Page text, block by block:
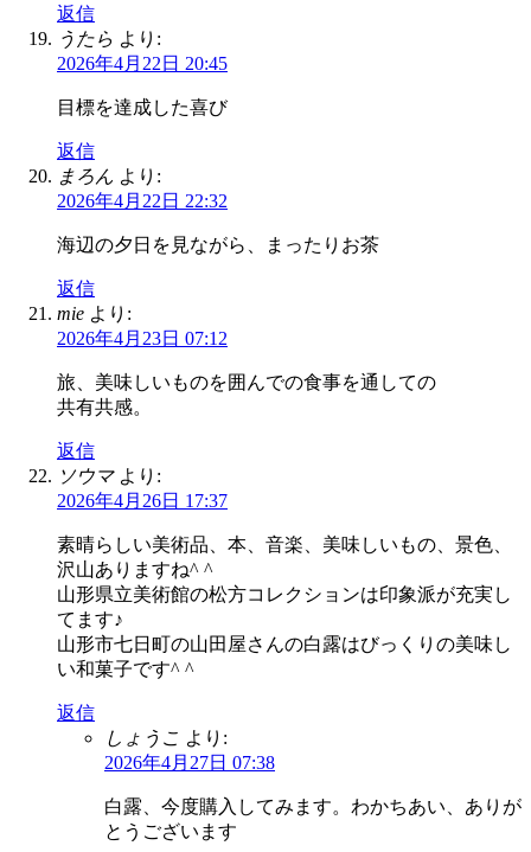
返信
うたら より:
2026年4月22日 20:45
目標を達成した喜び
返信
まろん より:
2026年4月22日 22:32
海辺の夕日を見ながら、まったりお茶
返信
mie より:
2026年4月23日 07:12
旅、美味しいものを囲んでの食事を通しての
共有共感。
返信
ソウマ より:
2026年4月26日 17:37
素晴らしい美術品、本、音楽、美味しいもの、景色、
沢山ありますね^ ^
山形県立美術館の松方コレクションは印象派が充実し
てます♪
山形市七日町の山田屋さんの白露はびっくりの美味し
い和菓子です^ ^
返信
しょうこ より:
2026年4月27日 07:38
白露、今度購入してみます。わかちあい、ありが
とうございます